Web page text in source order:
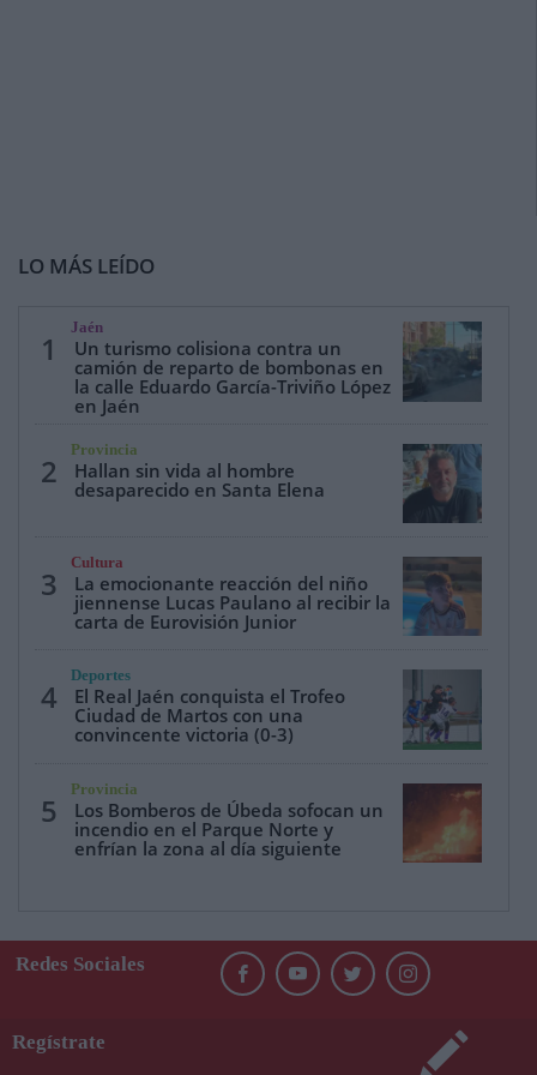
LO MÁS LEÍDO
1
Jaén
Un turismo colisiona contra un
camión de reparto de bombonas en
la calle Eduardo García-Triviño López
en Jaén
2
Provincia
Hallan sin vida al hombre
desaparecido en Santa Elena
3
Cultura
La emocionante reacción del niño
jiennense Lucas Paulano al recibir la
carta de Eurovisión Junior
4
Deportes
El Real Jaén conquista el Trofeo
Ciudad de Martos con una
convincente victoria (0-3)
5
Provincia
Los Bomberos de Úbeda sofocan un
incendio en el Parque Norte y
enfrían la zona al día siguiente
Redes Sociales
Regístrate